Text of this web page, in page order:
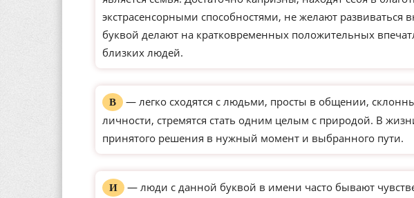
экстрасенсорными способностями, не желают
буквой делают на кратковременных положительных
близких людей.
В
— легко сходятся с людьми, просты в общении,
личности, стремятся стать одним целым с природой. В
принятого решения в нужный момент и выбранного пути.
И
— люди с данной буквой в имени часто бывают